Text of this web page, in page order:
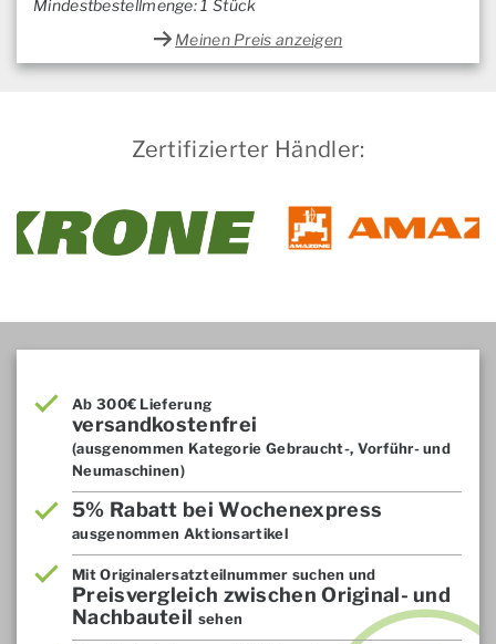
Mindestbestellmenge: 1 Stück
Meinen Preis anzeigen
Zertifizierter Händler:
Ab 300€ Lieferung
versandkostenfrei
(ausgenommen Kategorie Gebraucht-, Vorführ- und
Neumaschinen)
5% Rabatt bei Wochenexpress
ausgenommen Aktionsartikel
Mit Originalersatzteilnummer suchen und
Preisvergleich zwischen Original- und
Nachbauteil sehen